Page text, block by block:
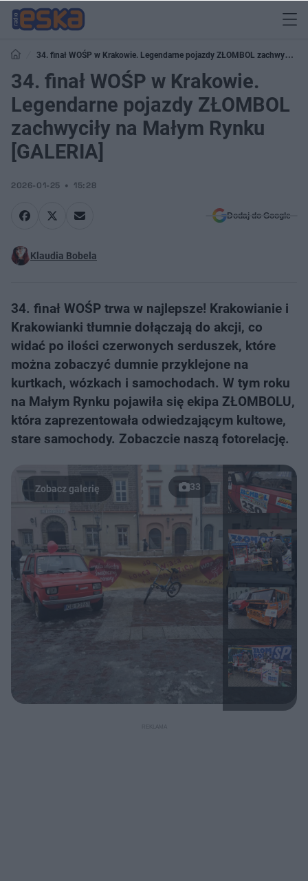
34. finał WOŚP w Krakowie. Legendarne pojazdy ZŁOMBOL zachwyciły
na Małym Rynku [GALERIA]
34. finał WOŚP w Krakowie.
Legendarne pojazdy ZŁOMBOL
zachwyciły na Małym Rynku
[GALERIA]
2026-01-25 15:28
Dodaj do Google
Klaudia Bobela
34. finał WOŚP trwa w najlepsze! Krakowianie i
Krakowianki tłumnie dołączają do akcji, co
widać po ilości czerwonych serduszek, które
można zobaczyć dumnie przyklejone na
kurtkach, wózkach i samochodach. W tym roku
na Małym Rynku pojawiła się ekipa ZŁOMBOLU,
która zaprezentowała odwiedzającym kultowe,
stare samochody. Zobaczcie naszą fotorelację.
33